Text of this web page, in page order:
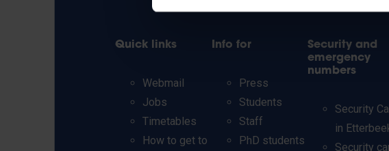
Quick links
Webmail
Jobs
Timetables
How to get to
Info for
Press
Students
Staff
PhD students
Security and
emergency
numbers
Security
in
Security